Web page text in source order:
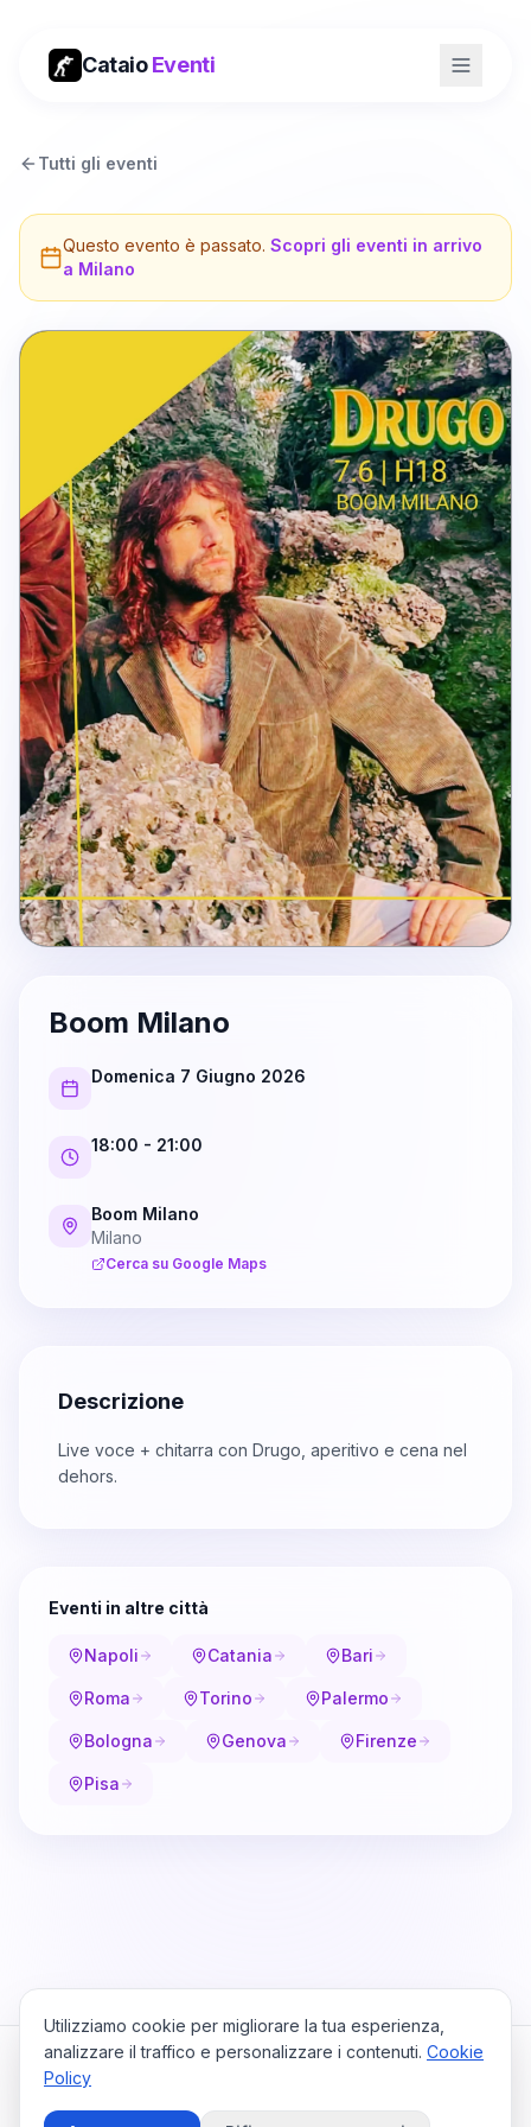
CataioEventi
Tutti gli eventi
Questo evento è passato. Scopri gli eventi in arrivo
a Milano
Boom Milano
Domenica 7 Giugno 2026
18:00 - 21:00
Boom Milano
Milano
Cerca su Google Maps
Descrizione
Live voce + chitarra con Drugo, aperitivo e cena nel
dehors.
Eventi in altre città
Napoli Catania Bari
Roma Torino Palermo
Bologna Genova Firenze
Pisa
Utilizziamo cookie per migliorare la tua esperienza,
analizzare il traffico e personalizzare i contenuti. Cookie
Policy